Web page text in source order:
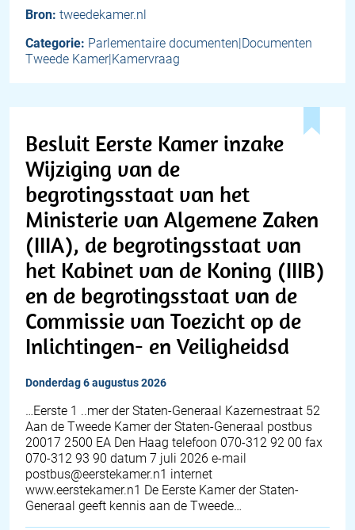
Bron: tweedekamer.nl
Categorie: Parlementaire documenten|Documenten
Tweede Kamer|Kamervraag
Besluit Eerste Kamer inzake
Wijziging van de
begrotingsstaat van het
Ministerie van Algemene Zaken
(IIIA), de begrotingsstaat van
het Kabinet van de Koning (IIIB)
en de begrotingsstaat van de
Commissie van Toezicht op de
Inlichtingen- en Veiligheidsd
donderdag 6 augustus 2026
…Eerste 1 ..mer der Staten-Generaal Kazernestraat 52
Aan de Tweede Kamer der Staten-Generaal postbus
20017 2500 EA Den Haag telefoon 070-312 92 00 fax
070-312 93 90 datum 7 juli 2026 e-mail
postbus@eerstekamer.n1 internet
www.eerstekamer.n1 De Eerste Kamer der Staten-
Generaal geeft kennis aan de Tweede…